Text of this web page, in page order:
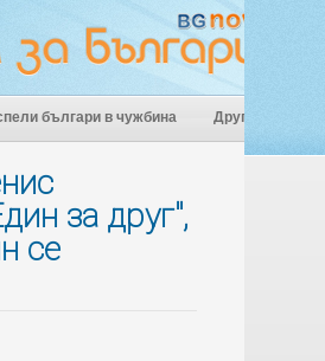
българи в чужбина Други
за друг",
се